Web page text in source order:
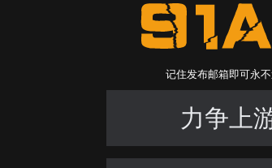
记住发布邮箱即可永
力争上